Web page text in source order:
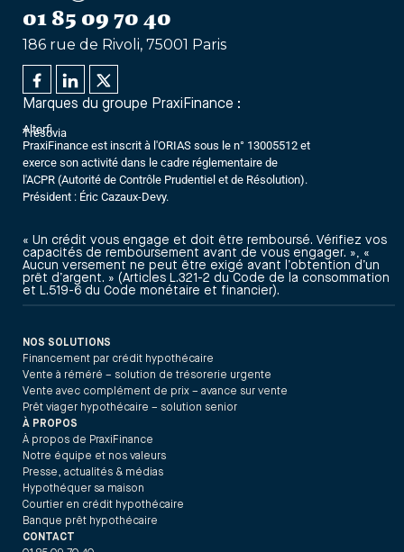
01 85 09 70 40
186 rue de Rivoli, 75001 Paris
Marques du groupe PraxiFinance :
Alterfi
Trésovia
PraxiFinance est inscrit à l'ORIAS sous le n° 13005512 et
exerce son activité dans le cadre réglementaire de
l'ACPR (Autorité de Contrôle Prudentiel et de Résolution).
Président : Éric Cazaux-Devy.
« Un crédit vous engage et doit être remboursé. Vérifiez vos
capacités de remboursement avant de vous engager. », «
Aucun versement ne peut être exigé avant l’obtention d’un
prêt d’argent. » (Articles L.321-2 du Code de la consommation
et L.519-6 du Code monétaire et financier).
NOS SOLUTIONS
Financement par crédit hypothécaire
Vente à réméré – solution de trésorerie urgente
Vente avec complément de prix – avance sur vente
Prêt viager hypothécaire – solution senior
À PROPOS
À propos de PraxiFinance
Notre équipe et nos valeurs
Presse, actualités & médias
Hypothéquer sa maison
Courtier en crédit hypothécaire
Banque prêt hypothécaire
CONTACT